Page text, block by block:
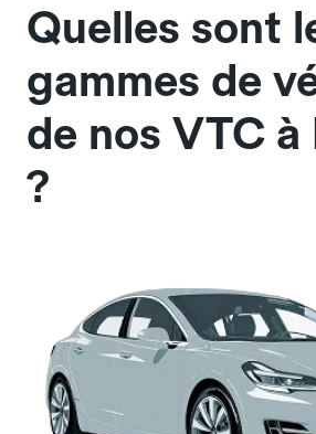
Quelles sont
gammes de
de nos VTC
?